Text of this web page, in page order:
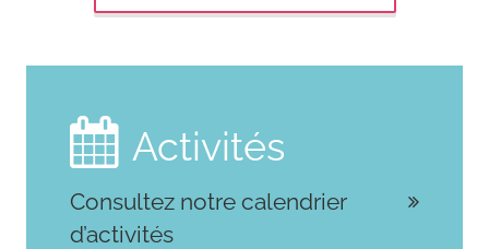
 Activités
Consultez notre calendrier
d’activités